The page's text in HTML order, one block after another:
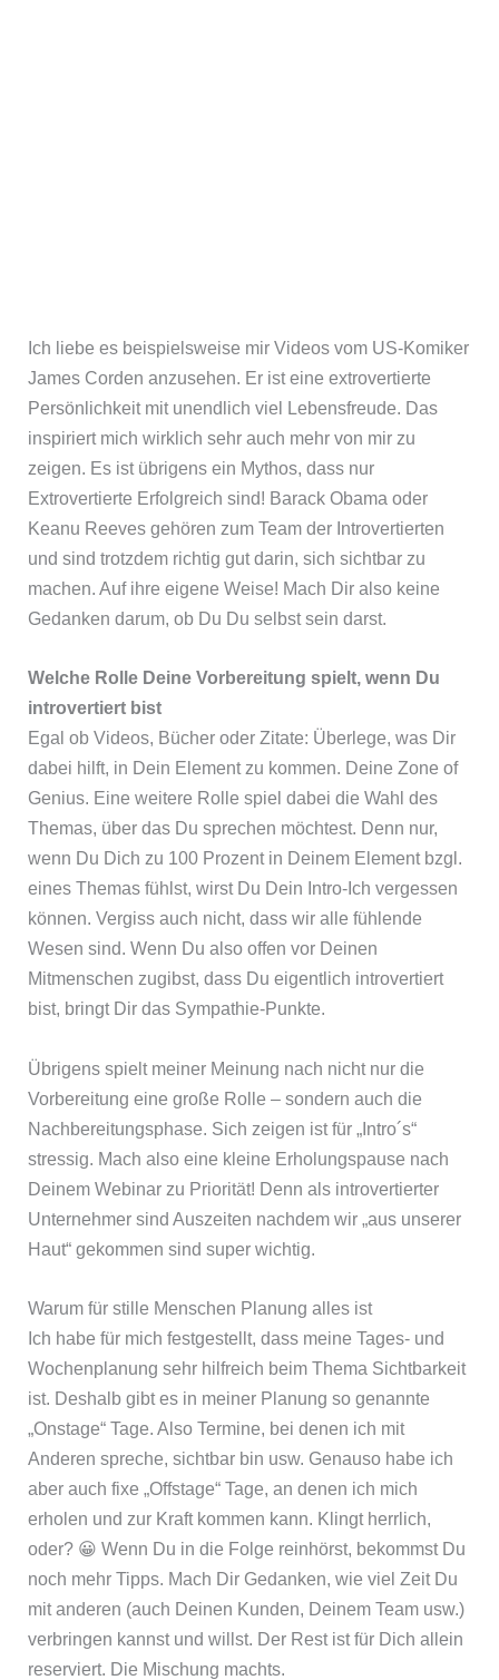
Ich liebe es beispielsweise mir Videos vom US-Komiker
James Corden anzusehen. Er ist eine extrovertierte
Persönlichkeit mit unendlich viel Lebensfreude. Das
inspiriert mich wirklich sehr auch mehr von mir zu
zeigen. Es ist übrigens ein Mythos, dass nur
Extrovertierte Erfolgreich sind! Barack Obama oder
Keanu Reeves gehören zum Team der Introvertierten
und sind trotzdem richtig gut darin, sich sichtbar zu
machen. Auf ihre eigene Weise! Mach Dir also keine
Gedanken darum, ob Du Du selbst sein darst.
Welche Rolle Deine Vorbereitung spielt, wenn Du
introvertiert bist
Egal ob Videos, Bücher oder Zitate: Überlege, was Dir
dabei hilft, in Dein Element zu kommen. Deine Zone of
Genius. Eine weitere Rolle spiel dabei die Wahl des
Themas, über das Du sprechen möchtest. Denn nur,
wenn Du Dich zu 100 Prozent in Deinem Element bzgl.
eines Themas fühlst, wirst Du Dein Intro-Ich vergessen
können. Vergiss auch nicht, dass wir alle fühlende
Wesen sind. Wenn Du also offen vor Deinen
Mitmenschen zugibst, dass Du eigentlich introvertiert
bist, bringt Dir das Sympathie-Punkte.
Übrigens spielt meiner Meinung nach nicht nur die
Vorbereitung eine große Rolle – sondern auch die
Nachbereitungsphase. Sich zeigen ist für „Intro´s“
stressig. Mach also eine kleine Erholungspause nach
Deinem Webinar zu Priorität! Denn als introvertierter
Unternehmer sind Auszeiten nachdem wir „aus unserer
Haut“ gekommen sind super wichtig.
Warum für stille Menschen Planung alles ist
Ich habe für mich festgestellt, dass meine Tages- und
Wochenplanung sehr hilfreich beim Thema Sichtbarkeit
ist. Deshalb gibt es in meiner Planung so genannte
„Onstage“ Tage. Also Termine, bei denen ich mit
Anderen spreche, sichtbar bin usw. Genauso habe ich
aber auch fixe „Offstage“ Tage, an denen ich mich
erholen und zur Kraft kommen kann. Klingt herrlich,
oder? 😀 Wenn Du in die Folge reinhörst, bekommst Du
noch mehr Tipps. Mach Dir Gedanken, wie viel Zeit Du
mit anderen (auch Deinen Kunden, Deinem Team usw.)
verbringen kannst und willst. Der Rest ist für Dich allein
reserviert. Die Mischung machts.